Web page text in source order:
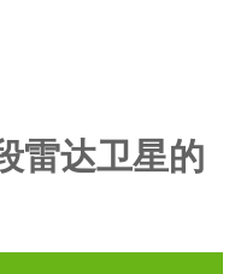
雷达卫星的